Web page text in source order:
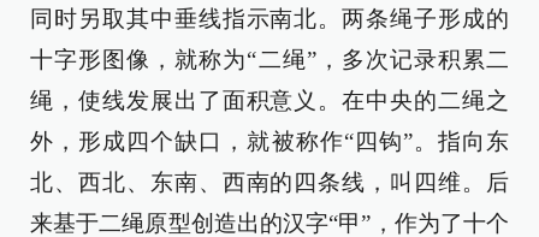
同时另取其中垂线指示南北。两条绳子形成的
十字形图像，就称为“二绳”，多次记录积累二
绳，使线发展出了面积意义。在中央的二绳之
外，形成四个缺口，就被称作“四钩”。指向东
北、西北、东南、西南的四条线，叫四维。后
来基于二绳原型创造出的汉字“甲”，作为了十个